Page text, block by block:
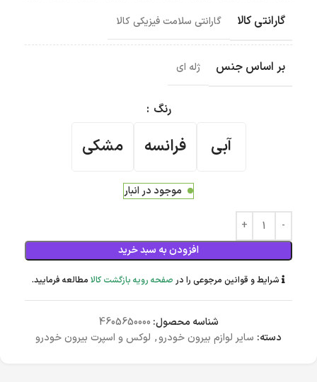
گارانتی کالا گارانتی سلامت فیزیکی کالا
بر اساس جنس ژله ای
رنگ
آبی فرانسه مشکی
موجود در انبار
افزودن به سبد خرید
شرایط و قوانین مرجوعی را در صفحه رویه بازگشت کالا مطالعه فرمایید.
شناسه محصول: 4605650000
دسته: سایر لوازم بیرون خودرو, لوکس و اسپرت بیرون خودرو